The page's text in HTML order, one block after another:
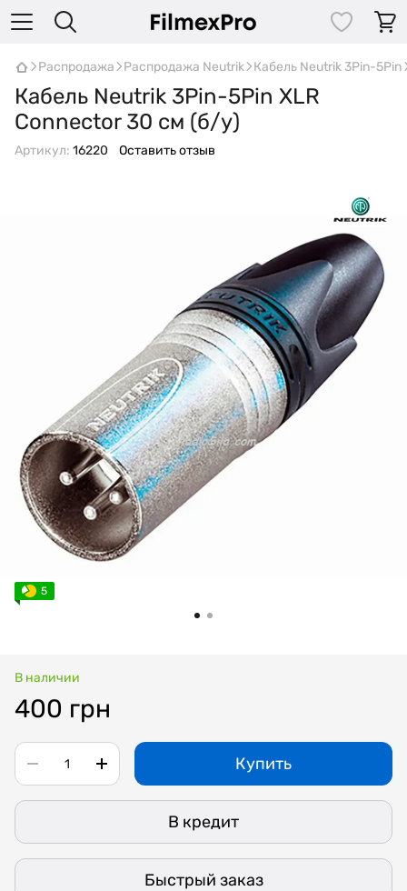
Распродажа Распродажа Neutrik Кабель Neutrik 3Pin-
Кабель Neutrik 3Pin-5Pin XLR
Connector 30 см (б/у)
Артикул: 16220 Оставить отзыв
5
В наличии
400 грн
Купить
В кредит
Быстрый заказ